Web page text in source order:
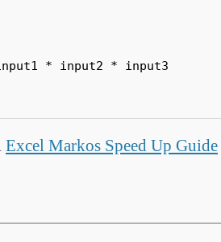
* input2 * input3
Excel Markos Speed Up Guide